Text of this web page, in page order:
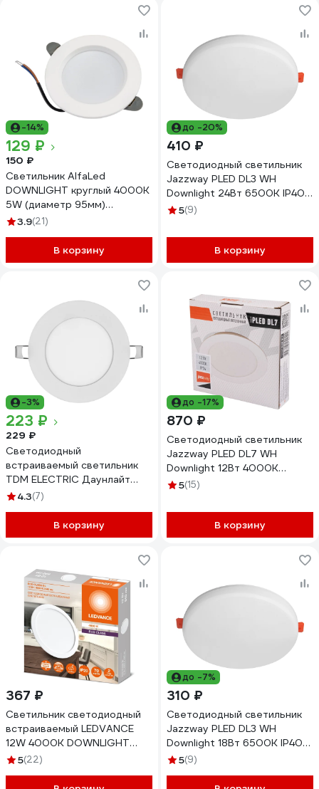
-14%
129 ₽
150 ₽
Светильник AlfaLed
DOWNLIGHT круглый 4000К
5W (диаметр 95мм)
GFDL006 GFDL0064W
3.9(21)
В корзину
до -20%
410 ₽
Светодиодный светильник
Jazzway PLED DL3 WH
Downlight 24Вт 6500К IP40
ДВО встраиваемый
5(9)
В корзину
-3%
223 ₽
229 ₽
Светодиодный
встраиваемый светильник
TDM ELECTRIC Даунлайт
НАРОДНЫЙ СВО белый 6 Вт
4.3(7)
В корзину
до -17%
870 ₽
Светодиодный светильник
Jazzway PLED DL7 WH
Downlight 12Вт 4000К
145х26мм IP54 ДВО встраив.
5(15)
В корзину
367 ₽
Светильник светодиодный
встраиваемый LEDVANCE
12W 4000K DOWNLIGHT
ECO IP20 4607194235520
5(22)
до -7%
310 ₽
Светодиодный светильник
Jazzway PLED DL3 WH
Downlight 18Вт 6500К IP40
ДВО встраиваемый
5(9)